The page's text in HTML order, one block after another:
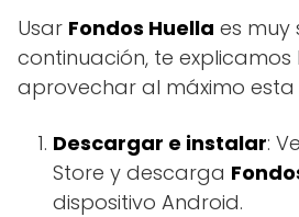
Usar Fondos Huella es muy
continuación, te
aprovechar al máximo esta
Descargar e instalar:
Store y descarga
dispositivo Android.